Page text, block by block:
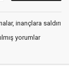
inançlara saldırı
yorumlar